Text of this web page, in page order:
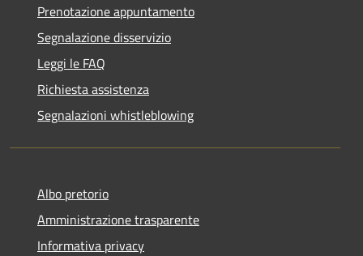
Prenotazione appuntamento
Segnalazione disservizio
Leggi le FAQ
Richiesta assistenza
Segnalazioni whistleblowing
Albo pretorio
Amministrazione trasparente
Informativa privacy